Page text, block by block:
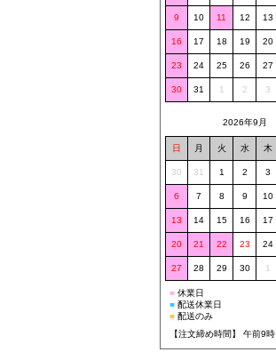
9 10 11 12 13
16 17 18 19 20
23 24 25 26 27
30 31 1 2 3
2026年9月
日 月 火 水 木
30 31 1 2 3
6 7 8 9 10
13 14 15 16 17
20 21 22 23 24
27 28 29 30 1
■ 休業日
■ 配送休業日
■ 配送のみ
【注文締め時間】 午前9時